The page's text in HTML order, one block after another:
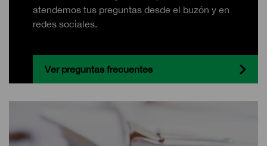
atendemos tus preguntas desde el buzón y en
redes sociales.
Ver preguntas frecuentes